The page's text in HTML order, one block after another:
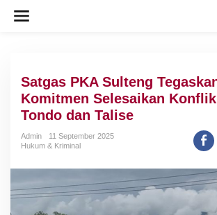
Satgas PKA Sulteng
Komitmen Selesaikan
Tondo dan Talise
Admin
11 September 2025
Hukum & Kriminal